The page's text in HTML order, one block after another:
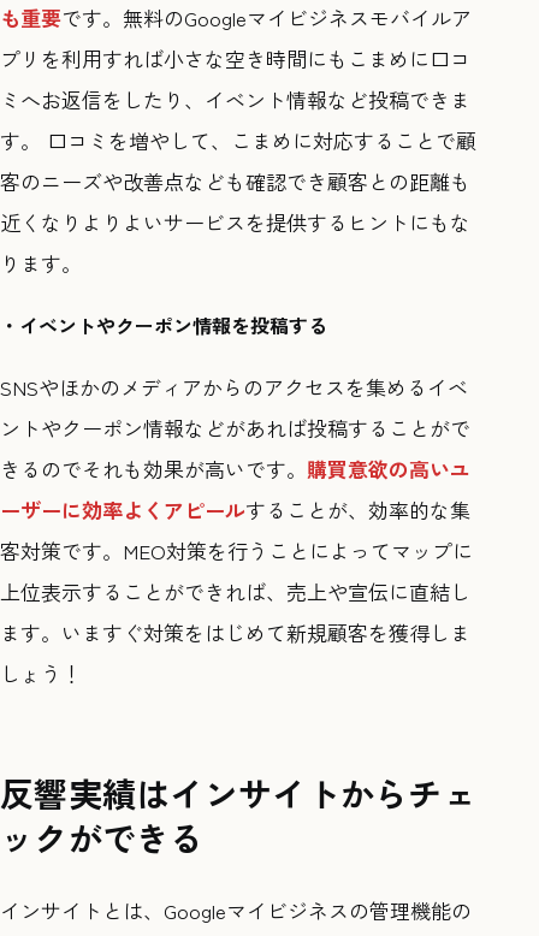
も重要です。無料のGoogleマイビジネスモバイルア
プリを利用すれば小さな空き時間にもこまめに口コ
ミへお返信をしたり、イベント情報など投稿できま
す。 口コミを増やして、こまめに対応することで顧
客のニーズや改善点なども確認でき顧客との距離も
近くなりよりよいサービスを提供するヒントにもな
ります。
・イベントやクーポン情報を投稿する
SNSやほかのメディアからのアクセスを集めるイベ
ントやクーポン情報などがあれば投稿することがで
きるのでそれも効果が高いです。 購買意欲の高いユ
ーザーに効率よくアピールすることが、効率的な集
客対策です。MEO対策を行うことによってマップに
上位表示することができれば、売上や宣伝に直結し
ます。いますぐ対策をはじめて新規顧客を獲得しま
しょう！
反響実績はインサイトからチェ
ックができる
インサイトとは、Googleマイビジネスの管理機能の